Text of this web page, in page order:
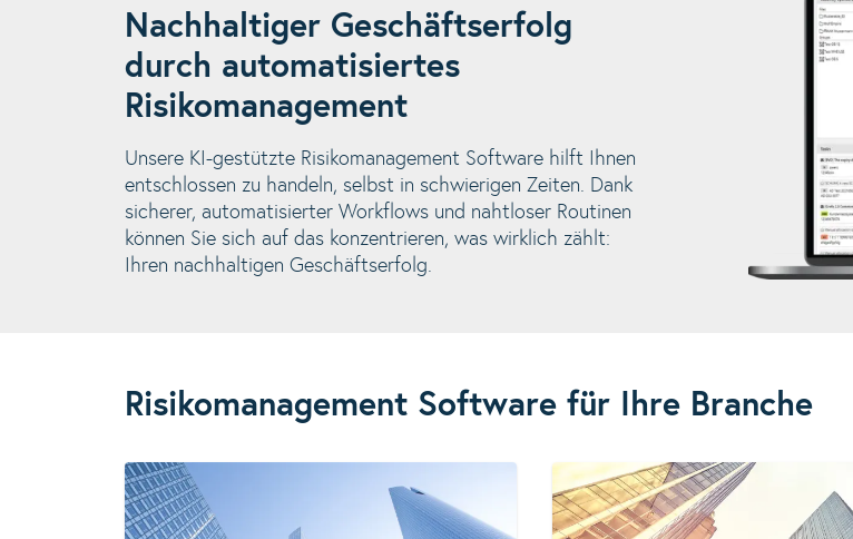
Nachhaltiger Geschäftserfolg
durch automatisiertes
Risikomanagement
Unsere KI-gestützte Risikomanagement Software hilft Ihnen
entschlossen zu handeln, selbst in schwierigen Zeiten. Dank
sicherer, automatisierter Workflows und nahtloser Routinen
können Sie sich auf das konzentrieren, was wirklich zählt:
Ihren nachhaltigen Geschäftserfolg.
Risikomanagement Software für Ihre Branche